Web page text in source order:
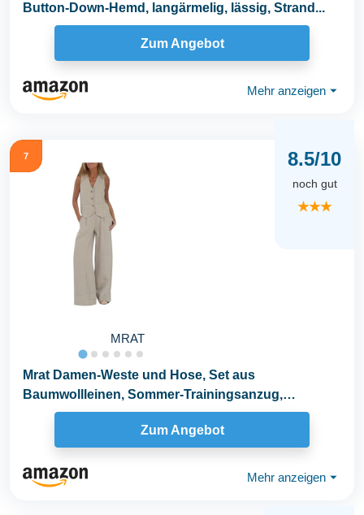
Button-Down-Hemd, langärmelig, lässig, Strand...
Zum Angebot
Mehr anzeigen ⏷
7
MRAT
8.5/10
noch gut
★★★
Mrat Damen-Weste und Hose, Set aus
Baumwollleinen, Sommer-Trainingsanzug,
komplettes Set, 2-teiliges...
Zum Angebot
Mehr anzeigen ⏷